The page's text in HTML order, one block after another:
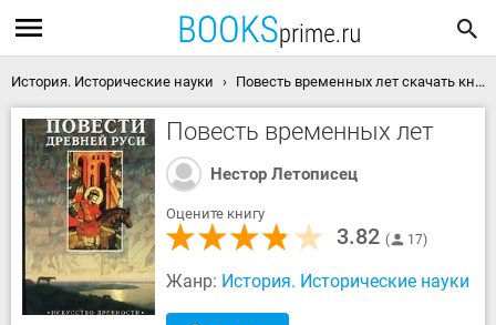
История. Исторические науки Повесть временных лет скачать книгу
Повесть временных лет
Нестор Летописец
Оцените книгу
3.82 17
Жанр: История. Исторические науки